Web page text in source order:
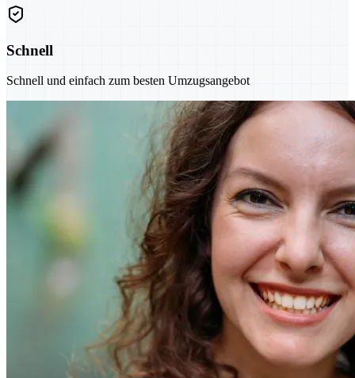
Schnell
Schnell und einfach zum besten Umzugsangebot